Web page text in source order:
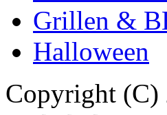
Grillen &
Halloween
Copyright (C)